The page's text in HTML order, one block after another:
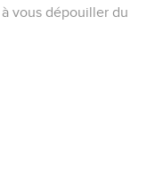
vous dépouiller du